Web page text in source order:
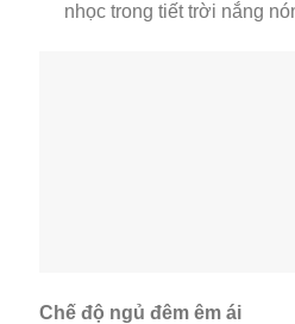
nhọc trong tiết trời nắng
Chế độ ngủ đêm êm ái